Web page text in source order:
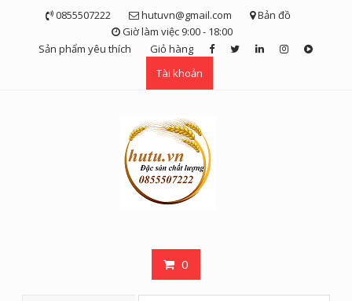
0855507222 hutuvn@gmail.com
Bản đồ
Giờ làm việc 9:00 - 18:00
Sản phẩm yêu thích
Giỏ hàng
Tài khoản
0